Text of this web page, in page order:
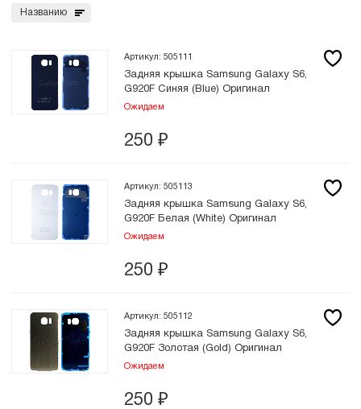
Названию
Артикул: 505111
Задняя крышка Samsung Galaxy S6,
G920F Синяя (Blue) Оригинал
Ожидаем
250 ₽
Артикул: 505113
Задняя крышка Samsung Galaxy S6,
G920F Белая (White) Оригинал
Ожидаем
250 ₽
Артикул: 505112
Задняя крышка Samsung Galaxy S6,
G920F Золотая (Gold) Оригинал
Ожидаем
250 ₽